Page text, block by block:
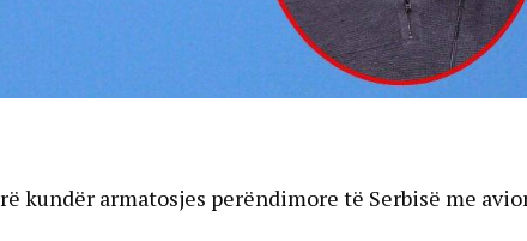
kundër armatosjes perëndimore të Serbisë me